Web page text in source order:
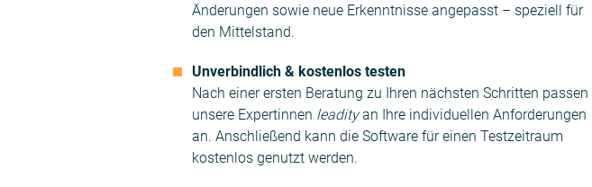
Änderungen sowie neue Erkenntnisse angepasst – speziell für
den Mittelstand.
Unverbindlich & kostenlos testen
Nach einer ersten Beratung zu Ihren nächsten Schritten passen
unsere Expertinnen leadityan Ihre individuellen Anforderungen
an. Anschließend kann die Software für einen Testzeitraum
kostenlos genutzt werden.